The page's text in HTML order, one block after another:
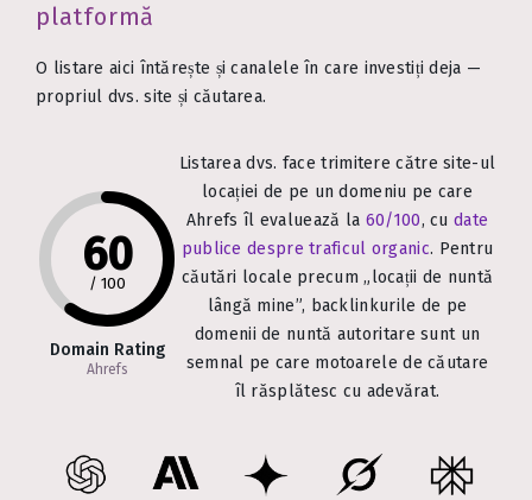
platformă
O listare aici întărește și canalele în care investiți deja —
propriul dvs. site și căutarea.
60
/ 100
Domain Rating
Ahrefs
Listarea dvs. face trimitere către site-ul
locației de pe un domeniu pe care
Ahrefs îl evaluează la 60/100, cu date
publice despre traficul organic. Pentru
căutări locale precum „locații de nuntă
lângă mine”, backlinkurile de pe
domenii de nuntă autoritare sunt un
semnal pe care motoarele de căutare
îl răsplătesc cu adevărat.